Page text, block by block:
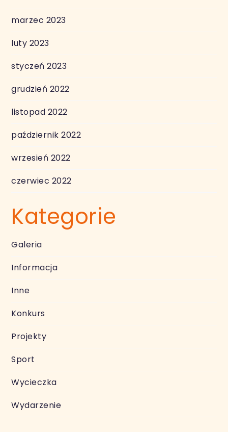
marzec 2023
luty 2023
styczeń 2023
grudzień 2022
listopad 2022
październik 2022
wrzesień 2022
czerwiec 2022
Kategorie
Galeria
Informacja
Inne
Konkurs
Projekty
Sport
Wycieczka
Wydarzenie